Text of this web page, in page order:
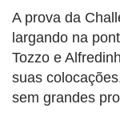
A prova da
largando na
Tozzo e
suas
sem grandes